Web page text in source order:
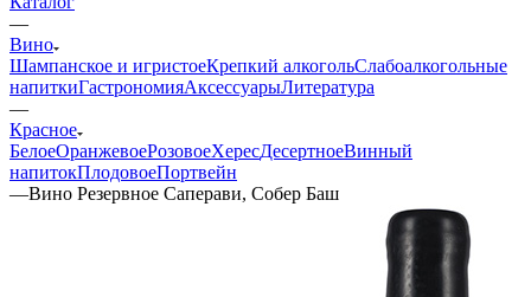
—
Вино
Шампанское и игристоеКрепкий алкогольСлабоалкогольные
напиткиГастрономияАксессуарыЛитература
—
Красное
БелоеОранжевоеРозовоеХересДесертноеВинный
напитокПлодовоеПортвейн
—Вино Резервное Саперави, Собер Баш